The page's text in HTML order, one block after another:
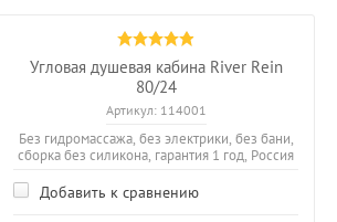
Угловая душевая кабина River Rein
80/24
Артикул:114001
Без гидромассажа, без электрики, без бани,
сборка без силикона, гарантия 1 год, Россия
Добавить к сравнению